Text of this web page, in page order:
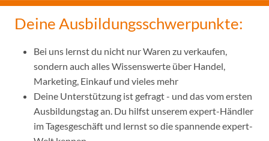
Deine Ausbildungsschwerpunkte:
Bei uns lernst du nicht nur Waren zu verkaufen,
sondern auch alles Wissenswerte über Handel,
Marketing, Einkauf und vieles mehr
Deine Unterstützung ist gefragt - und das vom ersten
Ausbildungstag an. Du hilfst unserem expert-Händler
im Tagesgeschäft und lernst so die spannende expert-